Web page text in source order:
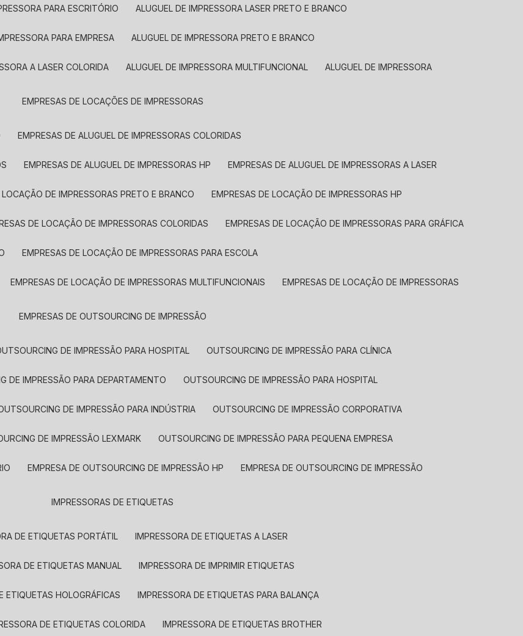
PARA ESCRITÓRIO ALUGUEL DE IMPRESSORA LASER PRETO E BRANCO
PARA EMPRESA ALUGUEL DE IMPRESSORA PRETO E BRANCO
A LASER COLORIDA ALUGUEL DE IMPRESSORA MULTIFUNCIONAL ALUGUEL DE IMPRESSORA
EMPRESAS DE LOCAÇÕES DE IMPRESSORAS
EMPRESAS DE ALUGUEL DE IMPRESSORAS COLORIDAS
EMPRESAS DE ALUGUEL DE IMPRESSORAS HP EMPRESAS DE ALUGUEL DE IMPRESSORAS A LASER
LOCAÇÃO DE IMPRESSORAS PRETO E BRANCO EMPRESAS DE LOCAÇÃO DE IMPRESSORAS HP
DE LOCAÇÃO DE IMPRESSORAS COLORIDAS EMPRESAS DE LOCAÇÃO DE IMPRESSORAS PARA GRÁFICA
EMPRESAS DE LOCAÇÃO DE IMPRESSORAS PARA ESCOLA
EMPRESAS DE LOCAÇÃO DE IMPRESSORAS MULTIFUNCIONAIS EMPRESAS DE LOCAÇÃO DE IMPRESSORAS
EMPRESAS DE OUTSOURCING DE IMPRESSÃO
DE IMPRESSÃO PARA HOSPITAL OUTSOURCING DE IMPRESSÃO PARA CLÍNICA
DE IMPRESSÃO PARA DEPARTAMENTO OUTSOURCING DE IMPRESSÃO PARA HOSPITAL
OUTSOURCING DE IMPRESSÃO PARA INDÚSTRIA OUTSOURCING DE IMPRESSÃO CORPORATIVA
DE IMPRESSÃO LEXMARK OUTSOURCING DE IMPRESSÃO PARA PEQUENA EMPRESA
EMPRESA DE OUTSOURCING DE IMPRESSÃO HP EMPRESA DE OUTSOURCING DE IMPRESSÃO
IMPRESSORAS DE ETIQUETAS
DE ETIQUETAS PORTÁTIL IMPRESSORA DE ETIQUETAS A LASER
DE ETIQUETAS MANUAL IMPRESSORA DE IMPRIMIR ETIQUETAS
ETIQUETAS HOLOGRÁFICAS IMPRESSORA DE ETIQUETAS PARA BALANÇA
DE ETIQUETAS COLORIDA IMPRESSORA DE ETIQUETAS BROTHER